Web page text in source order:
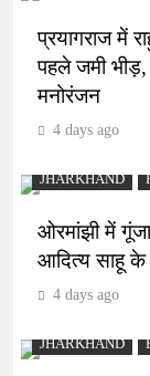
प्रयागराज में
पहले जमी भीड़,
मनोरंजन
4 days ago
JHARKHAND
ओरमांझी में
आदित्य साहू के
4 days ago
JHARKHAND